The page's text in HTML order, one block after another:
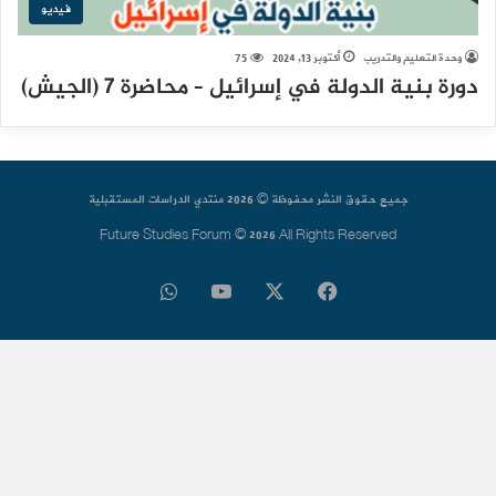
فيديو
وحدة التعليم والتدريب أكتوبر 13, 2024 75
دورة بنية الدولة في إسرائيل – محاضرة 7 (الجيش)
جميع حقوق النشر محفوظة © 2026 منتدي الدراسات المستقبلية
Future Studies Forum © 2026 All Rights Reserved
فيسبوك ‫YouTube